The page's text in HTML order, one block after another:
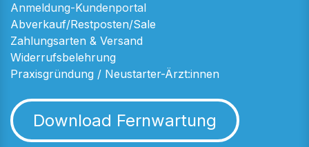
Anmeldung-Kundenportal
Abverkauf/Restposten/Sale
Zahlungsarten & Versand
Widerrufsbelehrung
Praxisgründung / Neustarter-Ärzt:innen
Download Fernwartung